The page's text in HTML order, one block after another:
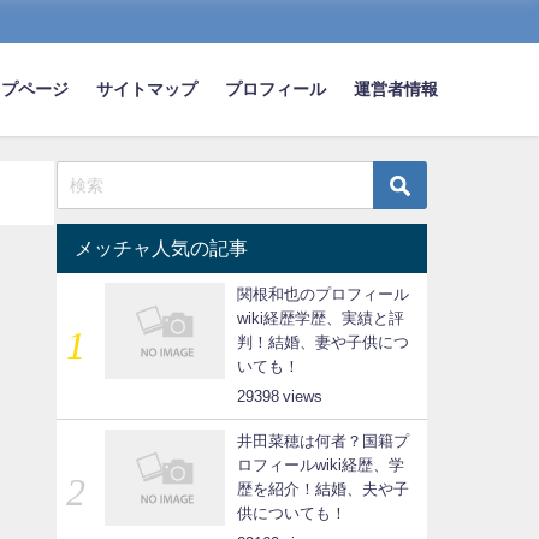
ページ サイトマップ プロフィール 運営者情報
メッチャ人気の記事
関根和也のプロフィール
wiki経歴学歴、実績と評
判！結婚、妻や子供につ
いても！
29398
井田菜穂は何者？国籍プ
ロフィールwiki経歴、学
歴を紹介！結婚、夫や子
供についても！